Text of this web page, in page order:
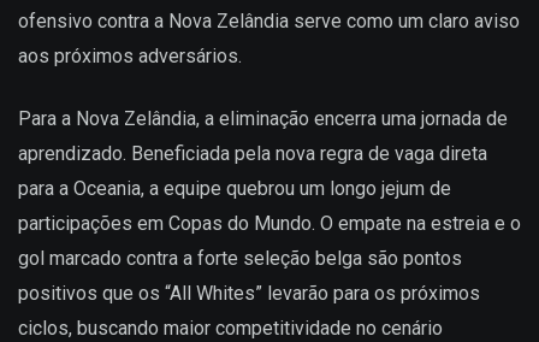
ofensivo contra a Nova Zelândia serve como um claro aviso
aos próximos adversários.
Para a Nova Zelândia, a eliminação encerra uma jornada de
aprendizado. Beneficiada pela nova regra de vaga direta
para a Oceania, a equipe quebrou um longo jejum de
participações em Copas do Mundo. O empate na estreia e o
gol marcado contra a forte seleção belga são pontos
positivos que os “All Whites” levarão para os próximos
ciclos, buscando maior competitividade no cenário